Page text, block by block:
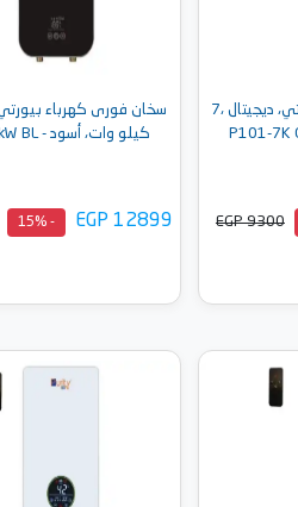
سخان فورى كهرباء بيورتي، ديجيتال ،7
EGP 9300
كيلو وات، أسود - P101 9 kW BL
EGP 12899
- 15%
أضف إلى السلة